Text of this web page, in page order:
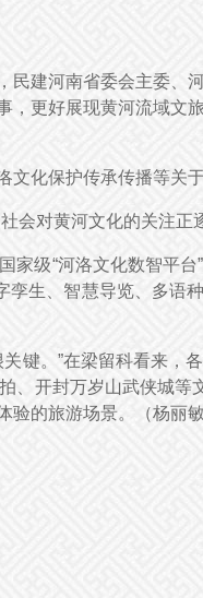
建河南省委会主委、
更好展现黄河流域文
化保护传承传播等关
对黄河文化的关注正
级“河洛文化数智平
生、智慧导览、多语
键。”在梁留科看来，
开封万岁山武侠城等
的旅游场景。（杨丽敏